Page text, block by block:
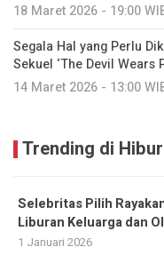
18 Maret 2026 - 19:00
Segala Hal yang Perlu
Sekuel ‘The Devil Wears
14 Maret 2026 - 13:00
Trending di
Selebritas Pilih
Liburan Keluarga dan
1 Januari 2026